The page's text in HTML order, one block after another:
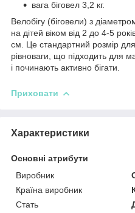
вага біговел 3,2 кг.
Велобігу (біговели) з
на дітей віком від 2 до 4-5
см. Це стандартний розмір
рівноваги, що підходить для
і починають активно бігати.
Приховати
Характеристики
Основні атрибути
Виробник
Країна виробник
Стать